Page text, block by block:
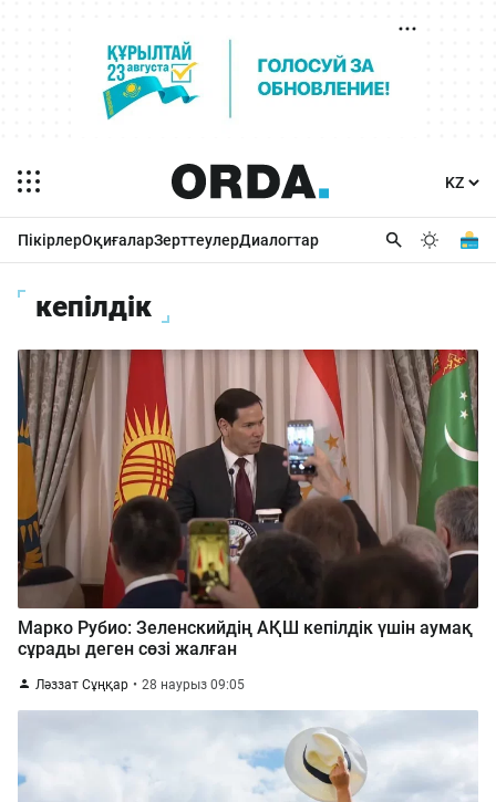
ПікірлерОқиғаларЗерттеулерДиалогтар
кепілдік
Марко Рубио: Зеленскийдің АҚШ кепілдік үшін аумақ
сұрады деген сөзі жалған
Ләззат Сұңқар 28 наурыз 09:05